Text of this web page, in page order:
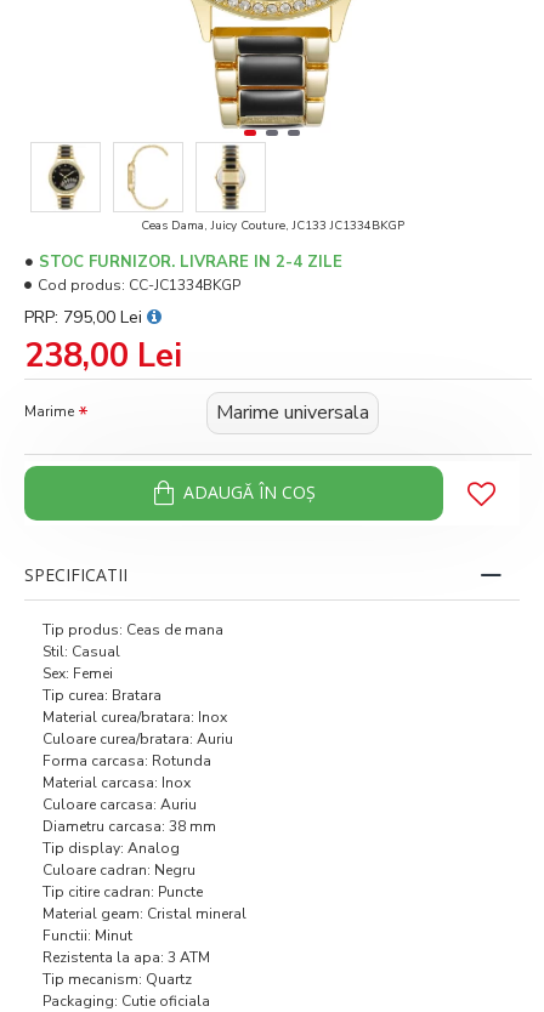
Ceas Dama, Juicy Couture, JC133 JC1334BKGP
238,00 Lei
PRP: 795,00 Lei
STOC FURNIZOR. LIVRARE IN 2-4 ZILE
Cod produs: CC-JC1334BKGP
Marime Marime universala
ADAUGĂ ÎN COŞ
SPECIFICATII
Tip produs: Ceas de mana
Stil: Casual
Sex: Femei
Tip curea: Bratara
Material curea/bratara: Inox
Culoare curea/bratara: Auriu
Forma carcasa: Rotunda
Material carcasa: Inox
Culoare carcasa: Auriu
Diametru carcasa: 38 mm
Tip display: Analog
Culoare cadran: Negru
Tip citire cadran: Puncte
Material geam: Cristal mineral
Functii: Minut
Rezistenta la apa: 3 ATM
Tip mecanism: Quartz
Packaging: Cutie oficiala